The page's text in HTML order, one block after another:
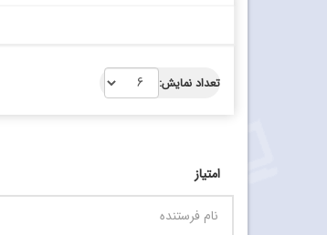
تعداد نمایش:
امتیاز